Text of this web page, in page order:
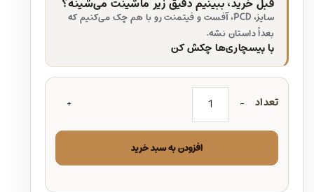
سایز، PCD، آفست و فیتمنت رو با هم چک می‌کنیم که
بعداً داستان نشه.
با بیسچاری‌ها چکش کن
تعداد
افزودن به سبد خرید